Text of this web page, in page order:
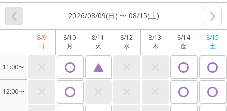
2026/08/09(日) 〜 08/15(土)
8/9
日
8/10
月
8/11
火
8/12
水
8/13
木
8/14
金
8/15
土
11:00〜
12:00〜